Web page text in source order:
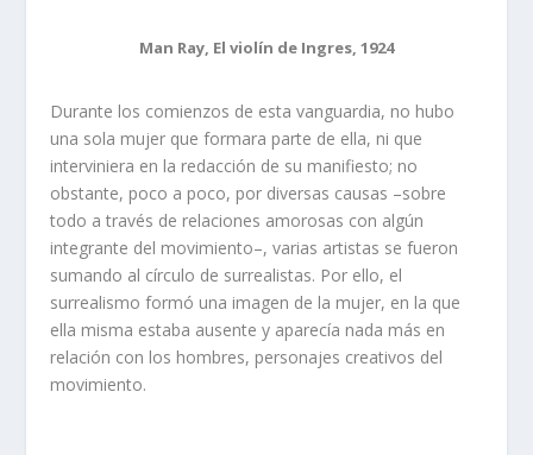
Man Ray, El violín de Ingres, 1924
Durante los comienzos de esta vanguardia, no hubo
una sola mujer que formara parte de ella, ni que
interviniera en la redacción de su manifiesto; no
obstante, poco a poco, por diversas causas –sobre
todo a través de relaciones amorosas con algún
integrante del movimiento–, varias artistas se fueron
sumando al círculo de surrealistas. Por ello, el
surrealismo formó una imagen de la mujer, en la que
ella misma estaba ausente y aparecía nada más en
relación con los hombres, personajes creativos del
movimiento.